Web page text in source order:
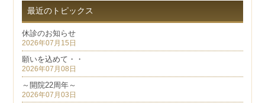
最近のトピックス
休診のお知らせ
2026年07月15日
願いを込めて・・
2026年07月08日
～開院22周年～
2026年07月03日